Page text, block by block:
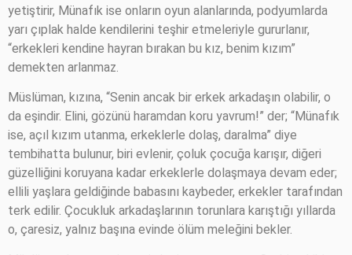
yetiştirir, Münafık ise onların oyun alanlarında, podyumlarda
yarı çıplak halde kendilerini teşhir etmeleriyle gururlanır,
“erkekleri kendine hayran bırakan bu kız, benim kızım”
demekten arlanmaz.
Müslüman, kızına, “Senin ancak bir erkek arkadaşın olabilir, o
da eşindir. Elini, gözünü haramdan koru yavrum!” der; “Münafık
ise, açıl kızım utanma, erkeklerle dolaş, daralma” diye
tembihatta bulunur, biri evlenir, çoluk çocuğa karışır, diğeri
güzelliğini koruyana kadar erkeklerle dolaşmaya devam eder;
ellili yaşlara geldiğinde babasını kaybeder, erkekler tarafından
terk edilir. Çocukluk arkadaşlarının torunlara karıştığı yıllarda
o, çaresiz, yalnız başına evinde ölüm meleğini bekler.